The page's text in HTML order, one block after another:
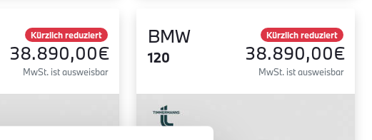
Kürzlich reduziert
38.890,00€
MwSt. ist ausweisbar
BMW
120
Kürzlich reduziert
38.890,00€
MwSt. ist ausweisbar